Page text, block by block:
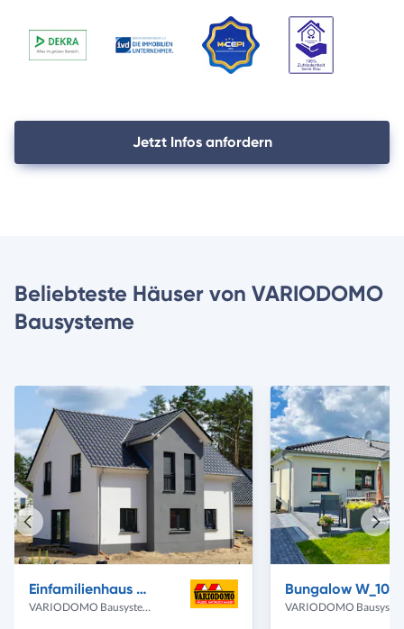
Jetzt Infos anfordern
Beliebteste Häuser von VARIODOMO
Bausysteme
Einfamilienhaus K_159
VARIODOMO Bausysteme
Bungalow W_105
Vorheriges
Haus
Haus